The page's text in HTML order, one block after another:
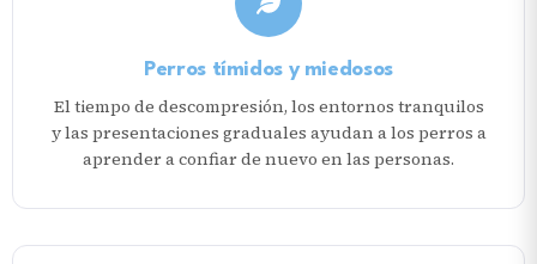
Perros tímidos y miedosos
El tiempo de descompresión, los entornos tranquilos
y las presentaciones graduales ayudan a los perros a
aprender a confiar de nuevo en las personas.